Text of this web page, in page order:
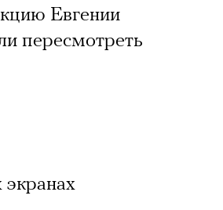
Евгении
пересмотреть